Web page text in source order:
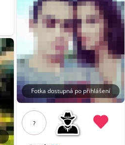
Fotka dostupná po přihlášení
?